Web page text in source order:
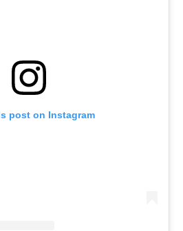
post on Instagram